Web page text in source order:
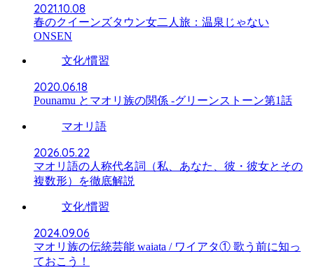
2021.10.08
春のクイーンズタウン女二人旅：温泉じゃない
ONSEN
文化/慣習
2020.06.18
Pounamu とマオリ族の関係 -グリーンストーン第1話
マオリ語
2026.05.22
マオリ語の人称代名詞（私、あなた、彼・彼女とその
複数形）を徹底解説
文化/慣習
2024.09.06
マオリ族の伝統芸能 waiata / ワイアタ① 歌う前に知っ
ておこう！